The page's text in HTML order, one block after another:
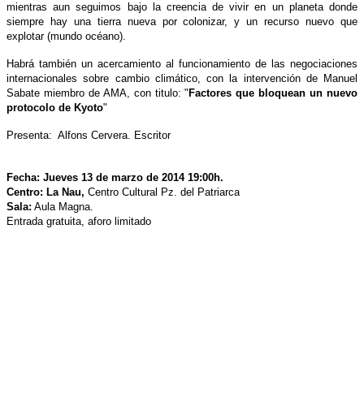
mientras aun seguimos bajo la creencia de vivir en un planeta donde
siempre hay una tierra nueva por colonizar, y un recurso nuevo que
explotar (mundo océano).
Habrá también un acercamiento al funcionamiento de las negociaciones
internacionales sobre cambio climático, con la intervención de Manuel
Sabate miembro de AMA, con titulo: " Factores que bloquean un nuevo
protocolo de Kyoto"
Presenta: Alfons Cervera. Escritor
Fecha: Jueves 13 de marzo de 2014 19:00h.
Centro: La Nau, Centro Cultural Pz. del Patriarca
Sala: Aula Magna.
Entrada gratuita, aforo limitado